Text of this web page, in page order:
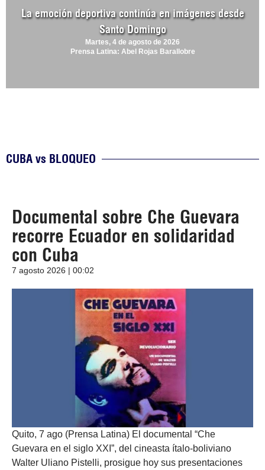
La emoción deportiva continúa en imágenes desde
Santo Domingo
Martes, 4 de agosto de 2026
Prensa Latina: Abel Rojas Barallobre
CUBA vs BLOQUEO
Documental sobre Che Guevara
recorre Ecuador en solidaridad
con Cuba
7 agosto 2026 | 00:02
Quito, 7 ago (Prensa Latina) El documental “Che
Guevara en el siglo XXI”, del cineasta ítalo-boliviano
Walter Uliano Pistelli, prosigue hoy sus presentaciones